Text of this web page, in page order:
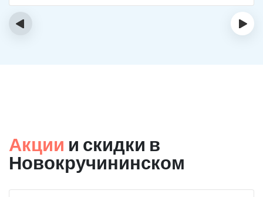
‹ ›
Акции и скидки в
Новокручининском